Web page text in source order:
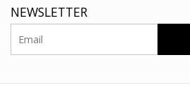
NEWSLETTER